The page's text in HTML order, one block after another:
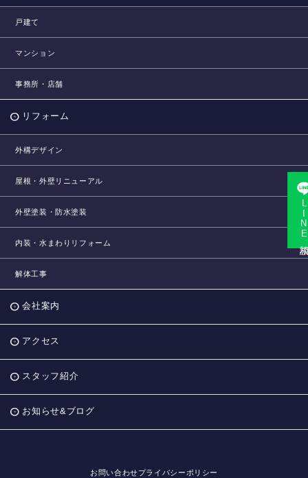
戸建て
マンション
事務所・店舗
リフォーム
外構デザイン
屋根・外壁リニューアル
外壁塗装・防水塗装
内装・水まわりリフォーム
解体工事
会社案内
アクセス
スタッフ紹介
お知らせ&ブログ
お問い合わせプライバシーポリシー